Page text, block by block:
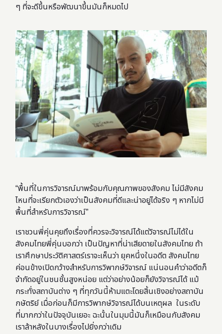
ๆ ที่จะดีขึ้นหรือพัฒนาขึ้นมันก็หมดไป
“พื้นที่ในการวิจารณ์มาพร้อมกับคุณภาพของสังคม ไม่มีสังคม
ไหนที่จะเรียกตัวเองว่าเป็นสังคมที่ดีและน่าอยู่ได้จริง ๆ หากไม่มี
พื้นที่สำหรับการวิจารณ์”
เราชวนพี่คุ่นคุยถึงเรื่องที่ควรจะวิจารณ์ได้แต่วิจารณ์ไม่ได้ใน
สังคมไทยพี่คุ่นบอกว่า เป็นปัญหาที่น่าเสียดายในสังคมไทย ถ้า
เราศึกษาประวัติศาสตร์เราจะเห็นว่า ยุคหนึ่งในอดีต สังคมไทย
ค่อนข้างเปิดกว้างสำหรับการวิพากษ์วิจารณ์ แน่นอนคำว่าอดีตก็
จำกัดอยู่ในชนชั้นสูงหน่อย แต่ว่าอย่างน้อยก็ยังวิจารณ์ได้ แม้
กระทั่งสถาบันต่าง ๆ ที่ทุกวันนี้ห้ามแตะโดยสิ้นเชิงอย่างสถาบัน
กษัตริย์ เมื่อก่อนก็มีการวิพากษ์วิจารณ์ได้บนเหตุผล ในระดับ
ที่มากกว่าในปัจจุบันเยอะ ฉะนั้นในมุมนี้มันก็เหมือนกับสังคม
เราล้าหลังในบางเรื่องไปยิ่งกว่าเดิม